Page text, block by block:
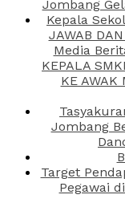
Jombang
Kepala
JAWAB
Media
KEPALA
KE AWAK
Jombang
Target
Pegawai